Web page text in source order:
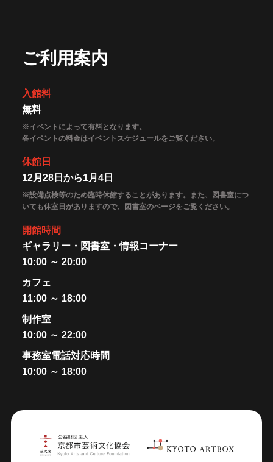
ご利用案内
入館料
無料
※イベントによって有料となります。
各イベントの料金はイベントスケジュールをご覧ください。
休館日
12月28日から1月4日
※設備点検等のため臨時休館することがあります。また、図書室につ
いても休室日がありますので、図書室のページをご覧ください。
開館時間
ギャラリー・図書室・情報コーナー
10:00 ～ 20:00
カフェ
11:00 ～ 18:00
制作室
10:00 ～ 22:00
事務室電話対応時間
10:00 ～ 18:00